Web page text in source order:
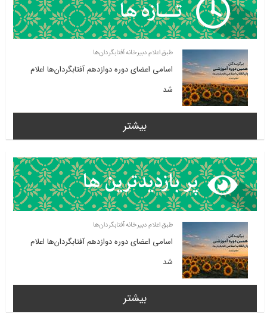
طبق اعلام دبیرخانه آفتابگردان‌ها
اسامی اعضای دوره دوازدهم آفتابگردان‌ها اعلام
شد
بیشتر
طبق اعلام دبیرخانه آفتابگردان‌ها
اسامی اعضای دوره دوازدهم آفتابگردان‌ها اعلام
شد
بیشتر